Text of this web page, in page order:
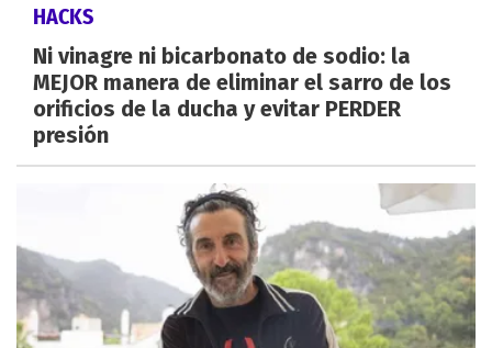
HACKS
Ni vinagre ni bicarbonato de sodio: la
MEJOR manera de eliminar el sarro de los
orificios de la ducha y evitar PERDER
presión